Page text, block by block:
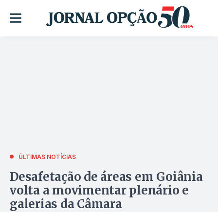
ÚLTIMAS NOTÍCIAS
Desafetação de áreas em Goiânia
volta a movimentar plenário e
galerias da Câmara